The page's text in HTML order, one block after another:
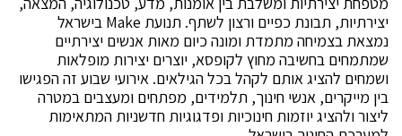
יצירתיות, תבונת כפיים ורצון לשתף. תנועת Make בישראל
נמצאת בצמיחה מתמדת ומונה כיום מאות אנשים יצירתיים
שמתמחים בחשיבה מחוץ לקופסא, יוצרים יצירות מופלאות
ושמחים להציג אותם לקהל בכל הגילאים. אירועי שבוע זה הפגישו
בין מייקרים, אנשי חינוך, תלמידים, מפתחים ומעצבים במטרה
ליצור ולהציג יוזמות חינוכיות ופדגוגיות חדשניות המתאימות